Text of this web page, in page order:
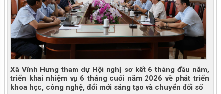
Xã Vĩnh Hưng tham dự Hội nghị sơ kết 6 tháng đầu năm,
triển khai nhiệm vụ 6 tháng cuối năm 2026 về phát triển
khoa học, công nghệ, đổi mới sáng tạo và chuyển đổi số